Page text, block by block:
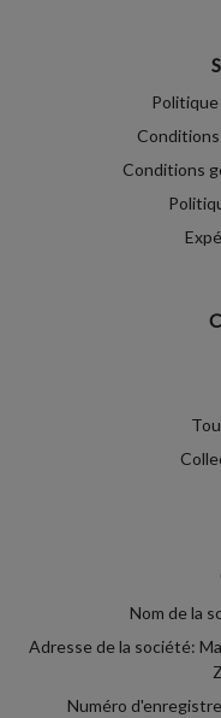
Conditions
Nom de la
Adresse de la société:
Numéro